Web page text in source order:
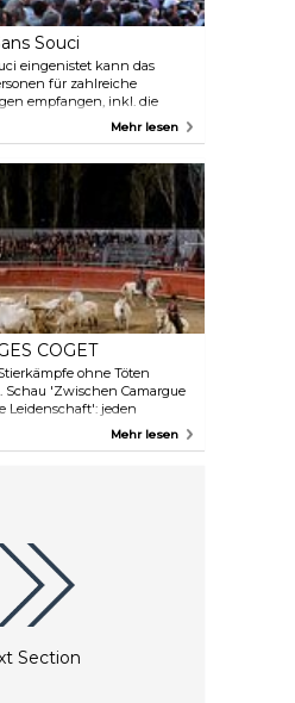
Souci
eingenistet kann das
für zahlreiche
empfangen, inkl. die
Arts. Mehr Information
Mehr lesen
COGET
ohne Töten
Schau 'Zwischen Camargue
Leidenschaft': jeden
Toro piscine (Stierspiele mit
Mehr lesen
Section